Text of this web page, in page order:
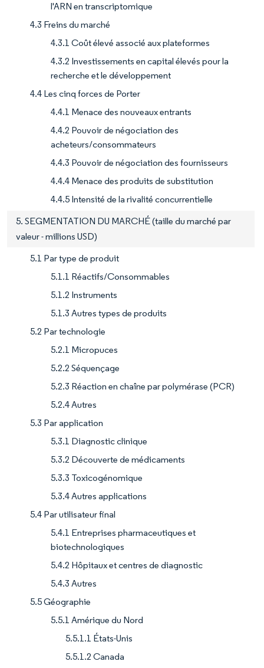
l'ARN en transcriptomique
4.3 Freins du marché
4.3.1 Coût élevé associé aux plateformes
4.3.2 Investissements en capital élevés pour la
recherche et le développement
4.4 Les cinq forces de Porter
4.4.1 Menace des nouveaux entrants
4.4.2 Pouvoir de négociation des
acheteurs/consommateurs
4.4.3 Pouvoir de négociation des fournisseurs
4.4.4 Menace des produits de substitution
4.4.5 Intensité de la rivalité concurrentielle
5. SEGMENTATION DU MARCHÉ (taille du marché par
valeur - millions USD)
5.1 Par type de produit
5.1.1 Réactifs/Consommables
5.1.2 Instruments
5.1.3 Autres types de produits
5.2 Par technologie
5.2.1 Micropuces
5.2.2 Séquençage
5.2.3 Réaction en chaîne par polymérase (PCR)
5.2.4 Autres
5.3 Par application
5.3.1 Diagnostic clinique
5.3.2 Découverte de médicaments
5.3.3 Toxicogénomique
5.3.4 Autres applications
5.4 Par utilisateur final
5.4.1 Entreprises pharmaceutiques et
biotechnologiques
5.4.2 Hôpitaux et centres de diagnostic
5.4.3 Autres
5.5 Géographie
5.5.1 Amérique du Nord
5.5.1.1 États-Unis
5.5.1.2 Canada